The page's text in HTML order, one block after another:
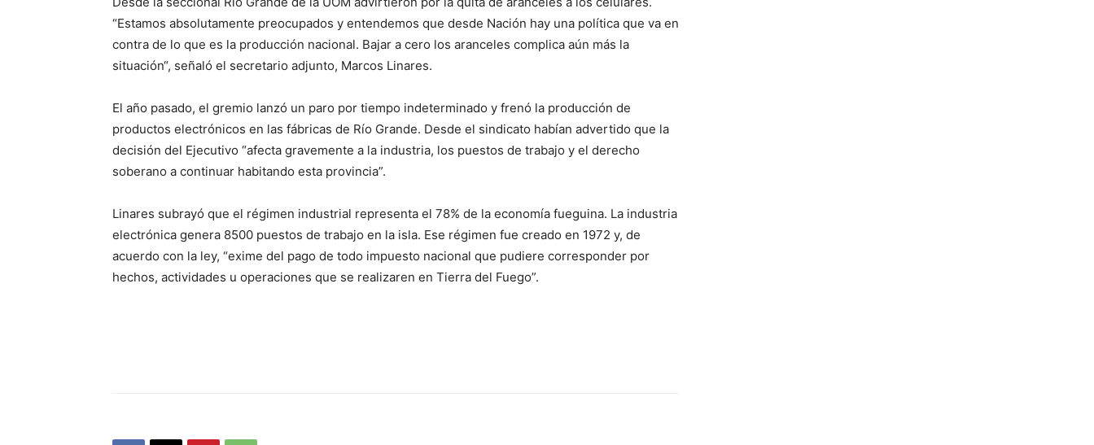
“Estamos absolutamente preocupados y entendemos que desde Nación hay una política que va en
contra de lo que es la producción nacional. Bajar a cero los aranceles complica aún más la
situación“, señaló el secretario adjunto, Marcos Linares.
El año pasado, el gremio lanzó un paro por tiempo indeterminado y frenó la producción de
productos electrónicos en las fábricas de Río Grande. Desde el sindicato habían advertido que la
decisión del Ejecutivo “afecta gravemente a la industria, los puestos de trabajo y el derecho
soberano a continuar habitando esta provincia”.
Linares subrayó que el régimen industrial representa el 78% de la economía fueguina. La industria
electrónica genera 8500 puestos de trabajo en la isla. Ese régimen fue creado en 1972 y, de
acuerdo con la ley, “exime del pago de todo impuesto nacional que pudiere corresponder por
hechos, actividades u operaciones que se realizaren en Tierra del Fuego”.